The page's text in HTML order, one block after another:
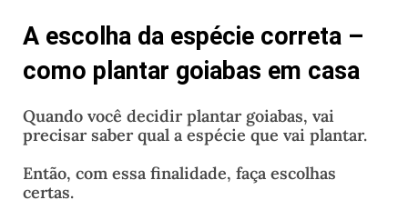
A escolha da espécie correta –
como plantar goiabas em casa
Quando você decidir plantar goiabas, vai
precisar saber qual a espécie que vai plantar.
Então, com essa finalidade, faça escolhas
certas.